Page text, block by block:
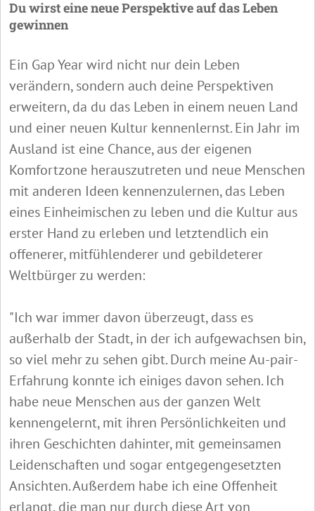
Du wirst eine neue Perspektive auf das Leben
gewinnen
Ein Gap Year wird nicht nur dein Leben
verändern, sondern auch deine Perspektiven
erweitern, da du das Leben in einem neuen Land
und einer neuen Kultur kennenlernst. Ein Jahr im
Ausland ist eine Chance, aus der eigenen
Komfortzone herauszutreten und neue Menschen
mit anderen Ideen kennenzulernen, das Leben
eines Einheimischen zu leben und die Kultur aus
erster Hand zu erleben und letztendlich ein
offenerer, mitfühlenderer und gebildeterer
Weltbürger zu werden:
"Ich war immer davon überzeugt, dass es
außerhalb der Stadt, in der ich aufgewachsen bin,
so viel mehr zu sehen gibt. Durch meine Au-pair-
Erfahrung konnte ich einiges davon sehen. Ich
habe neue Menschen aus der ganzen Welt
kennengelernt, mit ihren Persönlichkeiten und
ihren Geschichten dahinter, mit gemeinsamen
Leidenschaften und sogar entgegengesetzten
Ansichten. Außerdem habe ich eine Offenheit
erlangt, die man nur durch diese Art von